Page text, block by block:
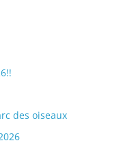
des oiseaux